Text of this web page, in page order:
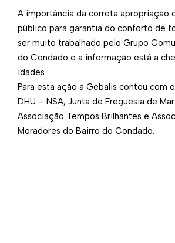
A importância da correta apropriação
público para garantia do conforto de
ser muito trabalhado pelo Grupo
do Condado e a informação está a
idades.
Para esta ação a Gebalis contou com
DHU – NSA, Junta de Freguesia de
Associação Tempos Brilhantes e
Moradores do Bairro do Condado.